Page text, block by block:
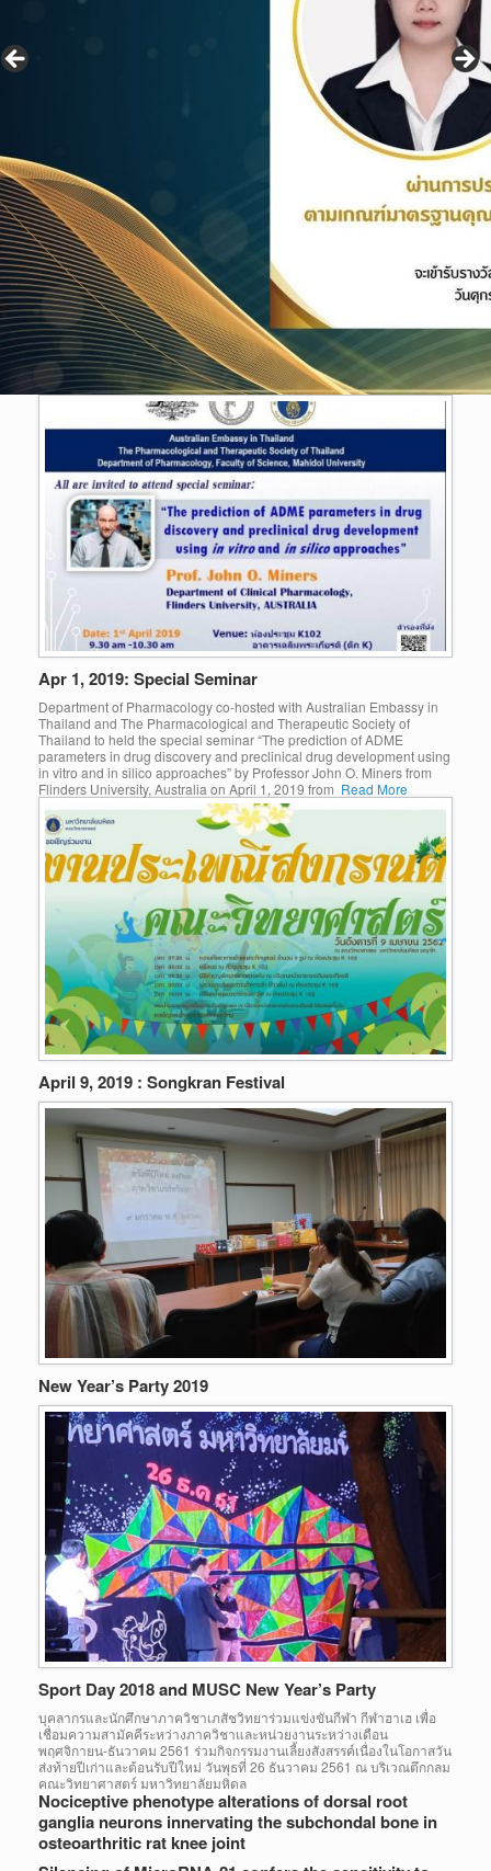
Apr 1, 2019: Special Seminar
Department of Pharmacology co-hosted with Australian Embassy in
Thailand and The Pharmacological and Therapeutic Society of
Thailand to held the special seminar “The prediction of ADME
parameters in drug discovery and preclinical drug development using
in vitro and in silico approaches” by Professor John O. Miners from
Flinders University, Australia on April 1, 2019 from Read More
April 9, 2019 : Songkran Festival
New Year’s Party 2019
Sport Day 2018 and MUSC New Year’s Party
บุคลากรและนักศึกษาภาควิชาเภสัชวิทยาร่วมแข่งขันกีฬา กีฬาฮาเฮ เพื่อ
เชื่อมความสามัคคีระหว่างภาควิชาและหน่วยงานระหว่างเดือน
พฤศจิกายน-ธันวาคม 2561 ร่วมกิจกรรมงานเลี้ยงสังสรรค์เนื่องในโอกาสวัน
ส่งท้ายปีเก่าและต้อนรับปีใหม่ วันพุธที่ 26 ธันวาคม 2561 ณ บริเวณตึกกลม
คณะวิทยาศาสตร์ มหาวิทยาลัยมหิดล
Nociceptive phenotype alterations of dorsal root
ganglia neurons innervating the subchondal bone in
osteoarthritic rat knee joint